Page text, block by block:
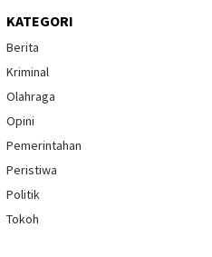
KATEGORI
Berita
Kriminal
Olahraga
Opini
Pemerintahan
Peristiwa
Politik
Tokoh